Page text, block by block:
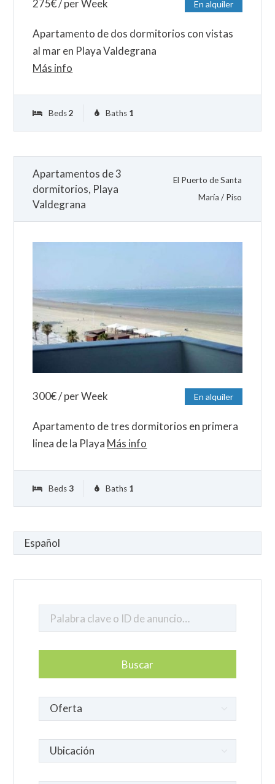
275€/ per Week En alquiler
Apartamento de dos dormitorios con vistas
al mar en Playa Valdegrana
Más info
Beds 2 Baths 1
Apartamentos de 3
dormitorios, Playa
Valdegrana
El Puerto de Santa
María / Piso
300€/ per Week En alquiler
Apartamento de tres dormitorios en primera
linea de la Playa Más info
Beds 3 Baths 1
Elegir
un